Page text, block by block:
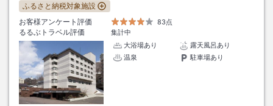
ふるさと納税対象施設
お客様アンケート評価
83点
るるぶトラベル評価
集計中
大浴場あり
露天風呂あり
温泉
駐車場あり